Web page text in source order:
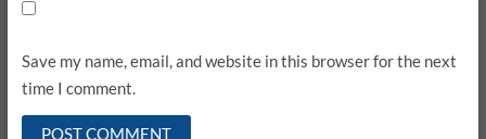
Save my name, email, and website in this browser for the next
time I comment.